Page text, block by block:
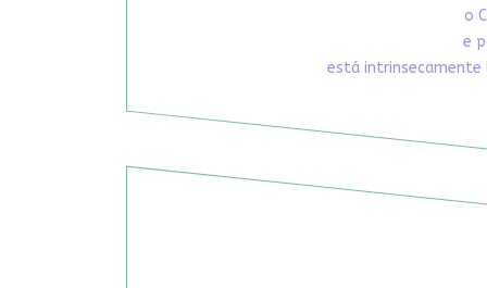
o
e
está intrinsecamente